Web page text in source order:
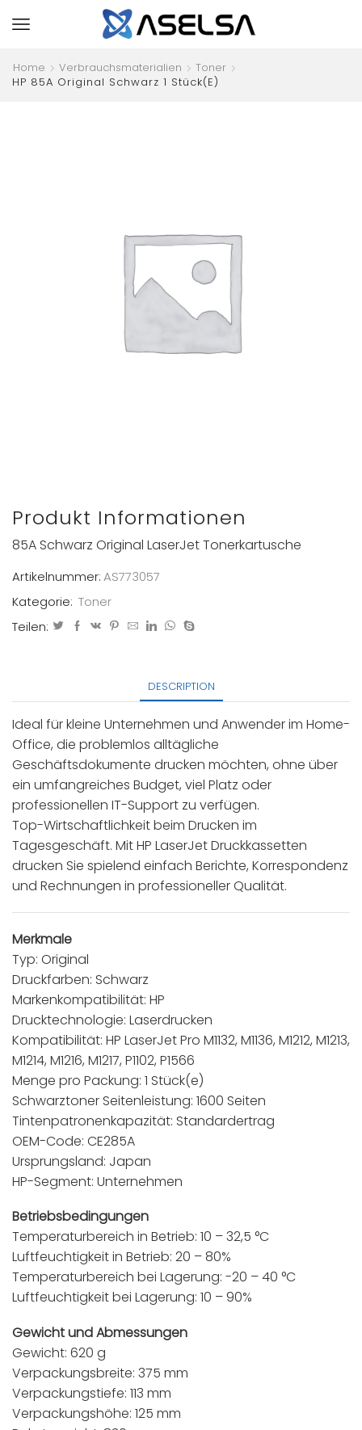
Home Verbrauchsmaterialien
Toner
HP 85A Original Schwarz 1 Stück(e)
Produkt Informationen
85A Schwarz Original LaserJet Tonerkartusche
Artikelnummer:AS773057
Kategorie: Toner
Teilen:
DESCRIPTION
Ideal für kleine Unternehmen und Anwender im Home-
Office, die problemlos alltägliche
Geschäftsdokumente drucken möchten, ohne über
ein umfangreiches Budget, viel Platz oder
professionellen IT-Support zu verfügen.
Top-Wirtschaftlichkeit beim Drucken im
Tagesgeschäft. Mit HP LaserJet Druckkassetten
drucken Sie spielend einfach Berichte, Korrespondenz
und Rechnungen in professioneller Qualität.
Merkmale
Typ: Original
Druckfarben: Schwarz
Markenkompatibilität: HP
Drucktechnologie: Laserdrucken
Kompatibilität: HP LaserJet Pro M1132, M1136, M1212, M1213,
M1214, M1216, M1217, P1102, P1566
Menge pro Packung: 1 Stück(e)
Schwarztoner Seitenleistung: 1600 Seiten
Tintenpatronenkapazität: Standardertrag
OEM-Code: CE285A
Ursprungsland: Japan
HP-Segment: Unternehmen
Betriebsbedingungen
Temperaturbereich in Betrieb: 10 – 32,5 °C
Luftfeuchtigkeit in Betrieb: 20 – 80%
Temperaturbereich bei Lagerung: -20 – 40 °C
Luftfeuchtigkeit bei Lagerung: 10 – 90%
Gewicht und Abmessungen
Gewicht: 620 g
Verpackungsbreite: 375 mm
Verpackungstiefe: 113 mm
Verpackungshöhe: 125 mm